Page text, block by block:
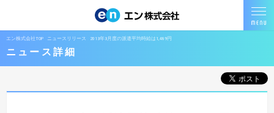
エン株式会社TOP ニュースリリース 2013年3月度の派遣平均時給は1,489円
ニュース詳細